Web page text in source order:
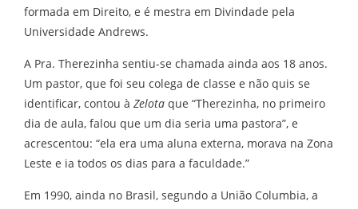
formada em Direito, e é mestra em Divindade pela
Universidade Andrews.
A Pra. Therezinha sentiu-se chamada ainda aos 18 anos.
Um pastor, que foi seu colega de classe e não quis se
identificar, contou à Zelota que “Therezinha, no primeiro
dia de aula, falou que um dia seria uma pastora”, e
acrescentou: “ela era uma aluna externa, morava na Zona
Leste e ia todos os dias para a faculdade.”
Em 1990, ainda no Brasil, segundo a União Columbia, a